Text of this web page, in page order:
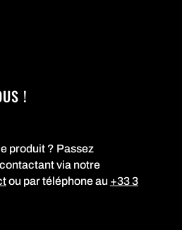
!
produit ? Passez
via notre
ou par téléphone au +33 3